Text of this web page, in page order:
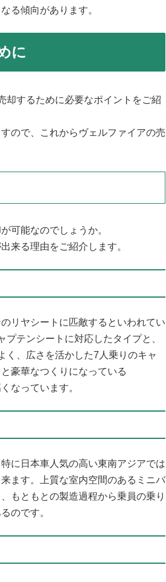
る傾向があります。
に
却するために必要なポイントをご紹
ので、これからヴェルファイアの売
可能なのでしょうか。
来る理由をご紹介します。
リヤシートに匹敵するといわれてい
テンシートに対応したタイプと、
く、広さを活かした7人乗りのキャ
豪華なつくりになっている
なっています。
に日本車人気の高い東南アジアでは
ます。上質な室内空間のあるミニバ
もともとの製造過程から乗員の乗り
のです。